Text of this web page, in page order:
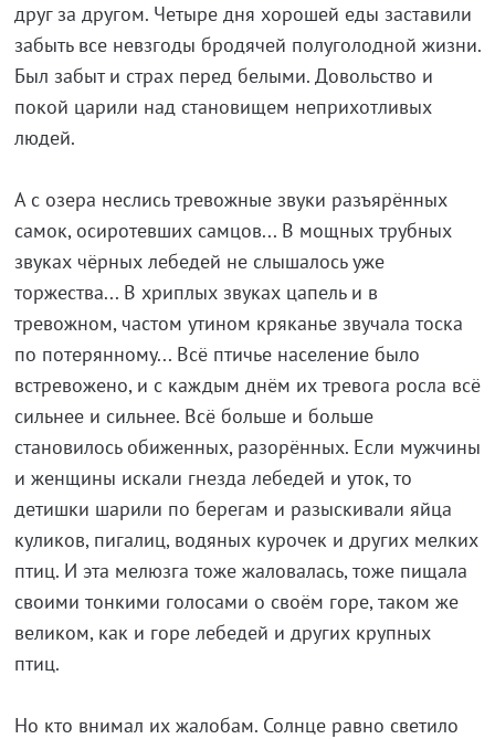
друг за другом. Четыре дня хорошей еды заставили
забыть все невзгоды бродячей полуголодной жизни.
Был забыт и страх перед белыми. Довольство и
покой царили над становищем неприхотливых
людей.
А с озера неслись тревожные звуки разъярённых
самок, осиротевших самцов... В мощных трубных
звуках чёрных лебедей не слышалось уже
торжества... В хриплых звуках цапель и в
тревожном, частом утином кряканье звучала тоска
по потерянному... Всё птичье население было
встревожено, и с каждым днём их тревога росла всё
сильнее и сильнее. Всё больше и больше
становилось обиженных, разорённых. Если мужчины
и женщины искали гнезда лебедей и уток, то
детишки шарили по берегам и разыскивали яйца
куликов, пигалиц, водяных курочек и других мелких
птиц. И эта мелюзга тоже жаловалась, тоже пищала
своими тонкими голосами о своём горе, таком же
великом, как и горе лебедей и других крупных
птиц.
Но кто внимал их жалобам. Солнце равно светило